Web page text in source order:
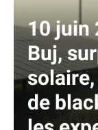
10 juin
Buj,
de